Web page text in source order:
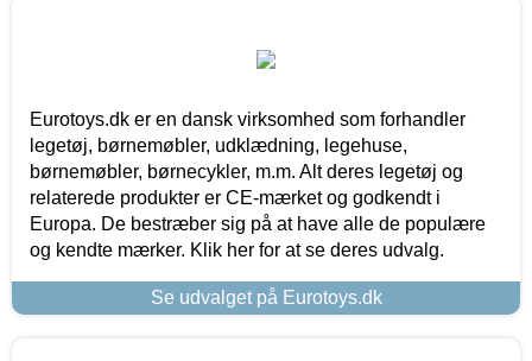
Eurotoys.dk er en dansk virksomhed som forhandler
legetøj, børnemøbler, udklædning, legehuse,
børnemøbler, børnecykler, m.m. Alt deres legetøj og
relaterede produkter er CE-mærket og godkendt i
Europa. De bestræber sig på at have alle de populære
og kendte mærker. Klik her for at se deres udvalg.
Se udvalget på Eurotoys.dk